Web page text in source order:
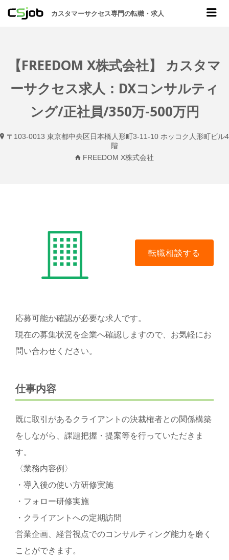
CSJOB
カスタマーサクセス専門の転職・求人
【FREEDOM X株式会社】 カスタマ
ーサクセス求人：DXコンサルティ
ング/正社員/350万-500万円
〒103-0013 東京都中央区日本橋人形町3-11-10 ホッコク人形町ビル4
階
FREEDOM X株式会社
応募可能か確認が必要な求人です。
現在の募集状況を企業へ確認しますので、お気軽にお
問い合わせください。
仕事内容
既に取引があるクライアントの決裁権者との関係構築
をしながら、課題把握・提案等を行っていただきま
す。
〈業務内容例〉
・導入後の使い方研修実施
・フォロー研修実施
・クライアントへの定期訪問
営業企画、経営視点でのコンサルティング能力を磨く
ことができます。